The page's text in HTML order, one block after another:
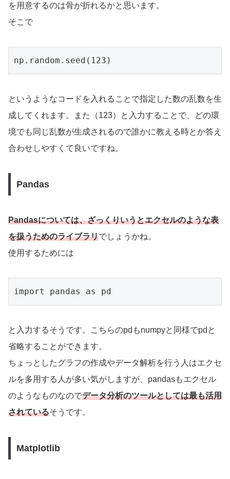
を用意するのは骨が折れるかと思います。
そこで
np.random.seed(123)
というようなコードを入れることで指定した数の乱数を生
成してくれます。また（123）と入力することで、どの環
境でも同じ乱数が生成されるので誰かに教える時とか答え
合わせしやすくて良いですね。
Pandas
Pandasについては、ざっくりいうとエクセルのような表
を扱うためのライブラリでしょうかね。
使用するためには
import pandas as pd
と入力するそうです。こちらのpdもnumpyと同様でpdと
省略することができます。
ちょっとしたグラフの作成やデータ解析を行う人はエクセ
ルを多用する人が多い気がしますが、pandasもエクセル
のようなものなのでデータ分析のツールとしては最も活用
されているそうです。
Matplotlib